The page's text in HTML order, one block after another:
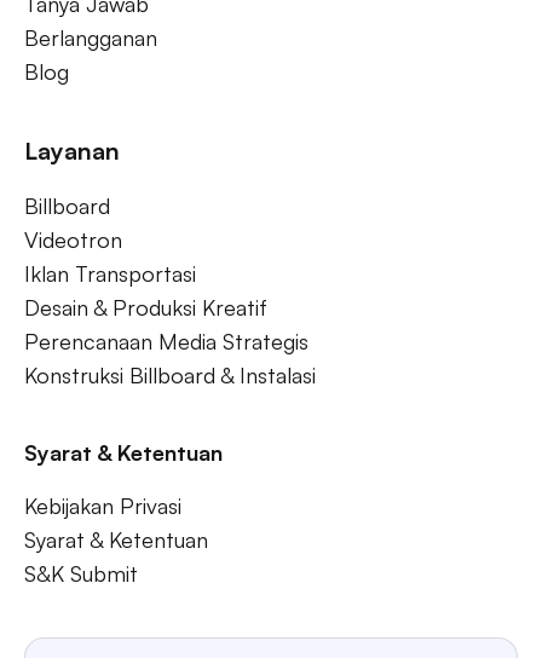
Berlangganan
Blog
Layanan
Billboard
Videotron
Iklan Transportasi
Desain & Produksi Kreatif
Perencanaan Media Strategis
Konstruksi Billboard & Instalasi
Syarat & Ketentuan
Kebijakan Privasi
Syarat & Ketentuan
S&K Submit